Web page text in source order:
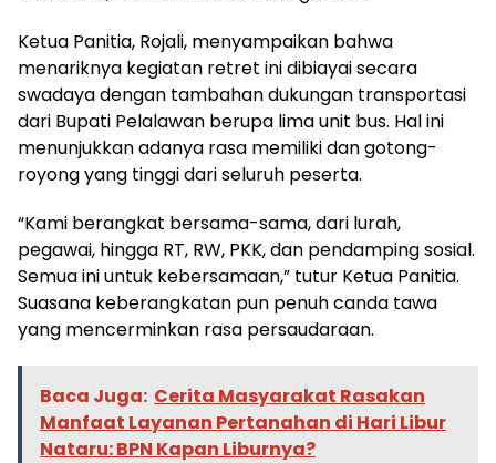
Ketua Panitia, Rojali, menyampaikan bahwa
menariknya kegiatan retret ini dibiayai secara
swadaya dengan tambahan dukungan transportasi
dari Bupati Pelalawan berupa lima unit bus. Hal ini
menunjukkan adanya rasa memiliki dan gotong-
royong yang tinggi dari seluruh peserta.
“Kami berangkat bersama-sama, dari lurah,
pegawai, hingga RT, RW, PKK, dan pendamping sosial.
Semua ini untuk kebersamaan,” tutur Ketua Panitia.
Suasana keberangkatan pun penuh canda tawa
yang mencerminkan rasa persaudaraan.
Baca Juga: Cerita Masyarakat Rasakan
Manfaat Layanan Pertanahan di Hari Libur
Nataru: BPN Kapan Liburnya?